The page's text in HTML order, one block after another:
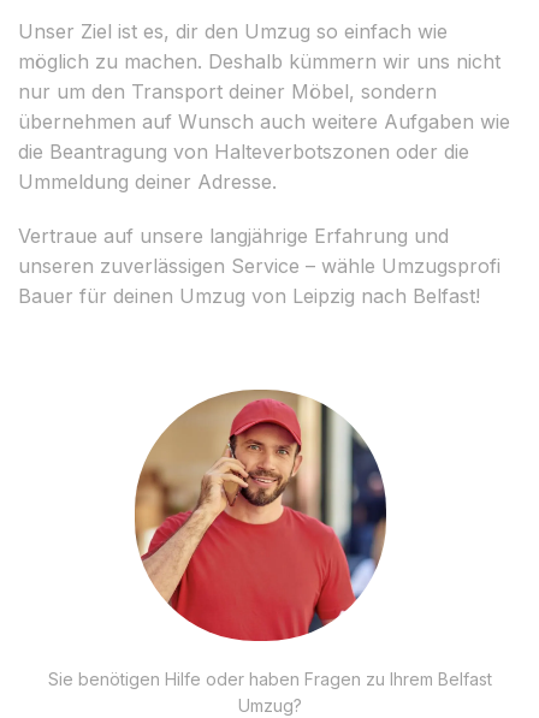
Unser Ziel ist es, dir den Umzug so einfach wie
möglich zu machen. Deshalb kümmern wir uns nicht
nur um den Transport deiner Möbel, sondern
übernehmen auf Wunsch auch weitere Aufgaben wie
die Beantragung von Halteverbotszonen oder die
Ummeldung deiner Adresse.
Vertraue auf unsere langjährige Erfahrung und
unseren zuverlässigen Service – wähle Umzugsprofi
Bauer für deinen Umzug von Leipzig nach Belfast!
Sie benötigen Hilfe oder haben Fragen zu Ihrem Belfast
Umzug?